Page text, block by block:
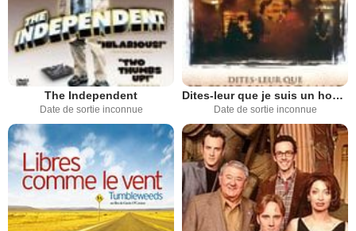
The Independent
Date de sortie inconnue
Dites-leur que je suis un homme
Date de sortie inconnue